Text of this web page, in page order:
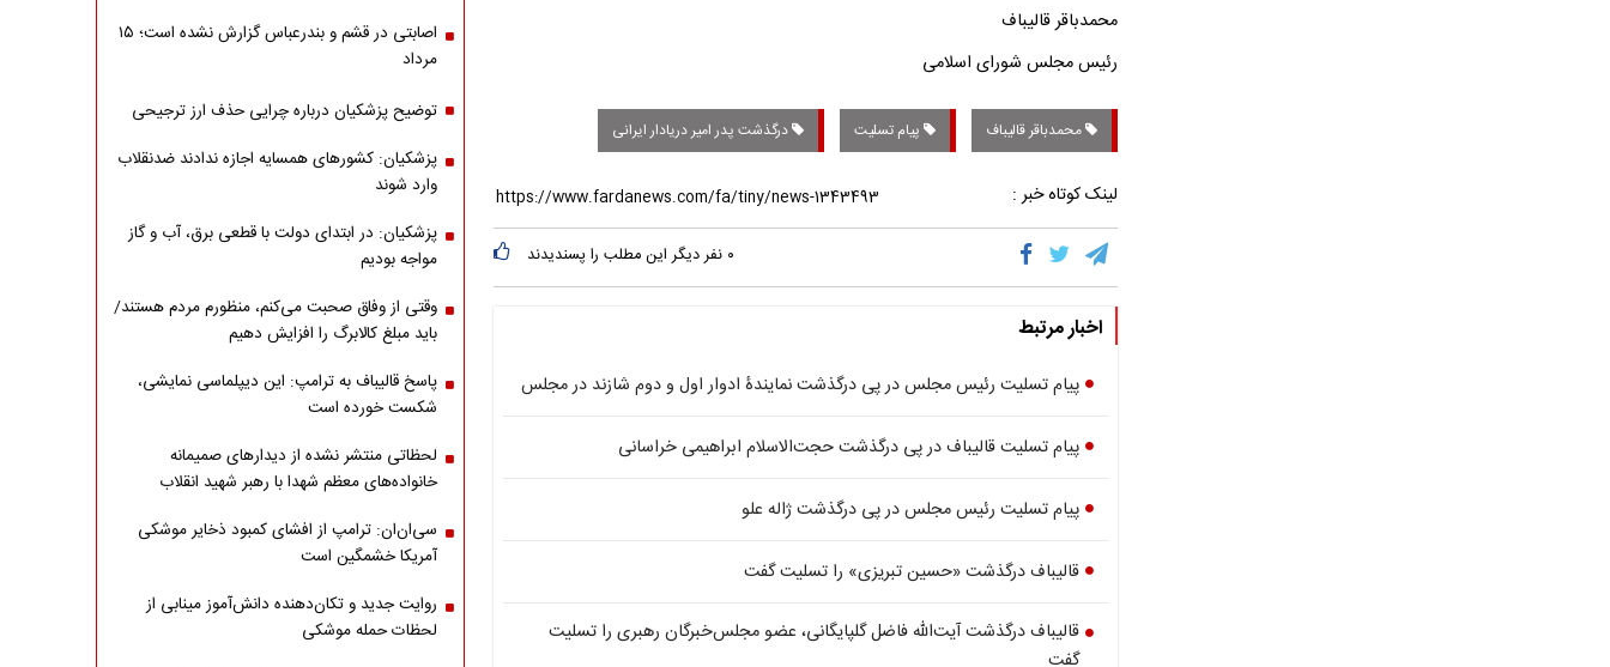
محمدباقر قالیباف
رئیس مجلس شورای اسلامی
محمدباقر قالیباف پیام تسلیت درگذشت پدر امیر دریادار ایرانی
لینک کوتاه خبر :
۰ نفر دیگر این مطلب را پسندیدند
اخبار مرتبط
پیام تسلیت رئیس مجلس در پی درگذشت نمایندۀ ادوار اول و دوم شازند در مجلس
پیام تسلیت قالیباف در پی درگذشت حجت‌الاسلام ابراهیمی خراسانی
پیام تسلیت رئیس‌ مجلس در پی درگذشت ژاله علو
قالیباف درگذشت «حسین تبریزی» را تسلیت گفت
قالیباف درگذشت آیت‌الله فاضل گلپایگانی، عضو مجلس‌خبرگان رهبری را تسلیت
گفت
اصابتی در قشم و بندرعباس گزارش نشده است؛ ۱۵
مرداد
توضیح پزشکیان درباره چرایی حذف ارز ترجیحی
پزشکیان: کشورهای همسایه اجازه ندادند ضدنقلاب
وارد شوند
پزشکیان: در ابتدای دولت با قطعی برق، آب و گاز
مواجه بودیم
وقتی از وفاق صحبت می‌کنم، منظورم مردم هستند/
باید مبلغ کالابرگ را افزایش دهیم
پاسخ قالیباف به ترامپ: این دیپلماسی نمایشی،
شکست خورده است
لحظاتی منتشر نشده از دیدارهای صمیمانه
خانواده‌های معظم شهدا با رهبر شهید انقلاب
سی‌ان‌ان: ترامپ از افشای کمبود ذخایر موشکی
آمریکا خشمگین است
روایت جدید و تکان‌دهنده دانش‌آموز مینابی از
لحظات حمله موشکی